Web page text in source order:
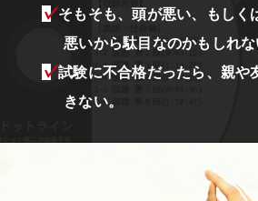
? そもそも、頭が悪い、もしく
悪いから駄目なのかもしれ
? 試験に不合格だったら、親や
きない。